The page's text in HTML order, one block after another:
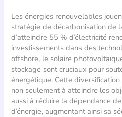
Les énergies renouvelables
stratégie de décarbonisation de
d’atteindre 55 % d’électricité
investissements dans des
offshore, le solaire
stockage sont cruciaux pour
énergétique. Cette diversification
non seulement à atteindre les
aussi à réduire la dépendance
d’énergie, augmentant ainsi sa